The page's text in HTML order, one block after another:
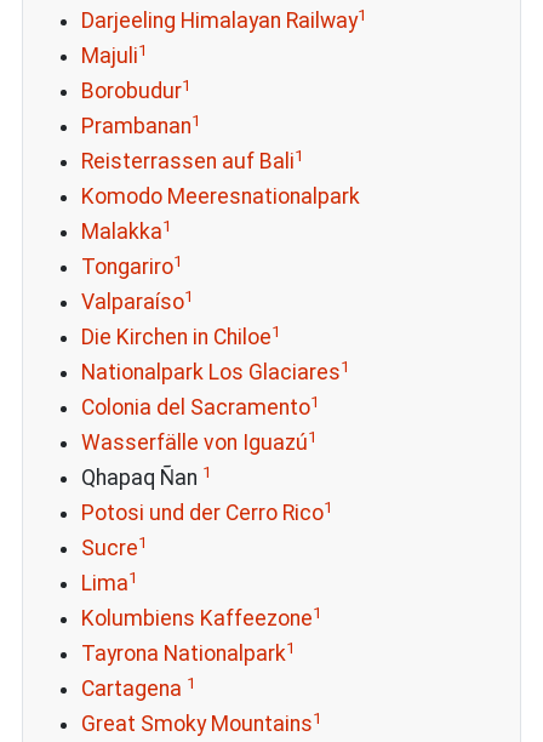
Darjeeling Himalayan Railway1
Majuli1
Borobudur1
Prambanan1
Reisterrassen auf Bali1
Komodo Meeresnationalpark
Malakka1
Tongariro1
Valparaíso1
Die Kirchen in Chiloe1
Nationalpark Los Glaciares1
Colonia del Sacramento1
Wasserfälle von Iguazú1
Qhapaq Ñan 1
Potosi und der Cerro Rico1
Sucre1
Lima1
Kolumbiens Kaffeezone1
Tayrona Nationalpark1
Cartagena 1
Great Smoky Mountains1